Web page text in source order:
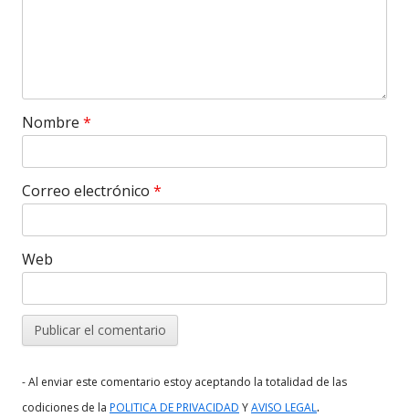
Nombre *
Correo electrónico *
Web
- Al enviar este comentario estoy aceptando la totalidad de las
codiciones de la POLITICA DE PRIVACIDAD YAVISO LEGAL.